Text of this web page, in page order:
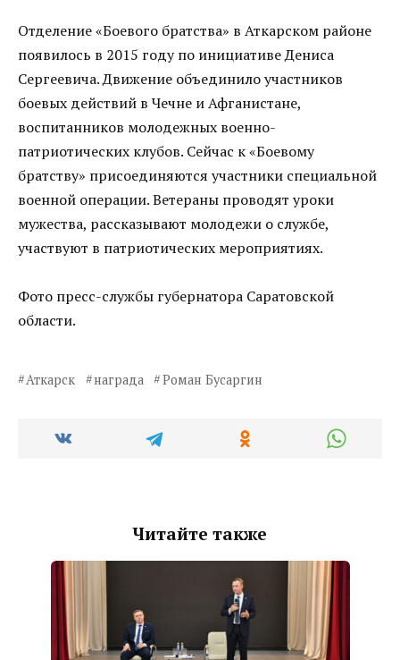
Отделение «Боевого братства» в Аткарском районе
появилось в 2015 году по инициативе Дениса
Сергеевича. Движение объединило участников
боевых действий в Чечне и Афганистане,
воспитанников молодежных военно-
патриотических клубов. Сейчас к «Боевому
братству» присоединяются участники специальной
военной операции. Ветераны проводят уроки
мужества, рассказывают молодежи о службе,
участвуют в патриотических мероприятиях.
Фото пресс-службы губернатора Саратовской
области.
Аткарск награда Роман Бусаргин
Читайте также